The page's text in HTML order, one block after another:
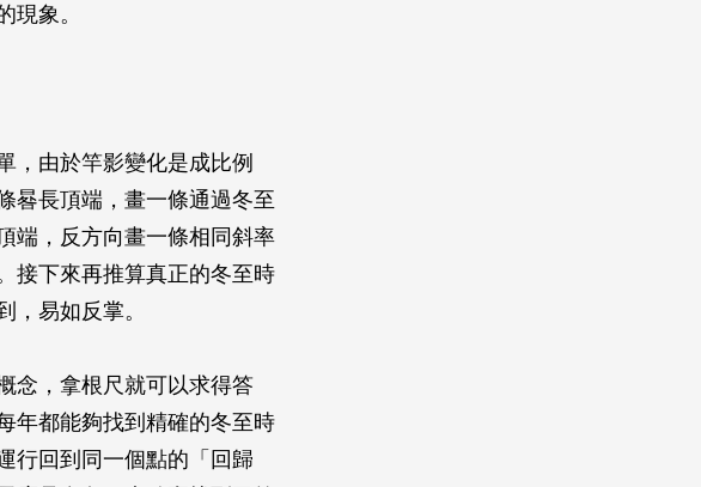
現象。
，由於竿影變化是成比例
晷長頂端，畫一條通過冬至
端，反方向畫一條相同斜率
接下來再推算真正的冬至時
，易如反掌。
念，拿根尺就可以求得答
年都能夠找到精確的冬至時
行回到同一個點的「回歸